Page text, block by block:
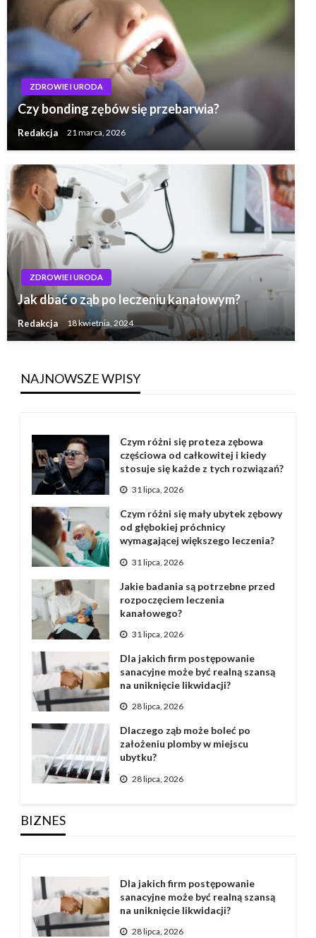
ZDROWIE I URODA
Czy bonding zębów się przebarwia?
Redakcja 21 marca, 2026
ZDROWIE I URODA
Jak dbać o ząb po leczeniu kanałowym?
Redakcja 18 kwietnia, 2024
NAJNOWSZE WPISY
Czym różni się proteza zębowa
częściowa od całkowitej i kiedy
stosuje się każde z tych rozwiązań?
31 lipca, 2026
Czym różni się mały ubytek zębowy
od głębokiej próchnicy
wymagającej większego leczenia?
31 lipca, 2026
Jakie badania są potrzebne przed
rozpoczęciem leczenia
kanałowego?
31 lipca, 2026
Dla jakich firm postępowanie
sanacyjne może być realną szansą
na uniknięcie likwidacji?
28 lipca, 2026
Dlaczego ząb może boleć po
założeniu plomby w miejscu
ubytku?
28 lipca, 2026
BIZNES
Dla jakich firm postępowanie
sanacyjne może być realną szansą
na uniknięcie likwidacji?
28 lipca, 2026